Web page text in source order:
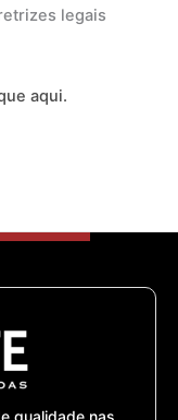
legais
aqui.